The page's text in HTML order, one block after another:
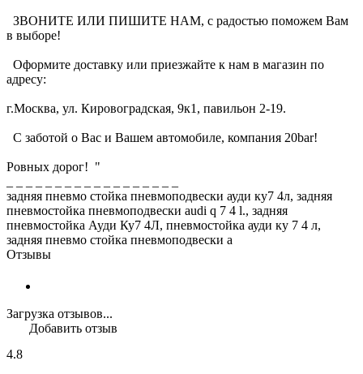
ЗВОНИТЕ ИЛИ ПИШИТЕ НАМ, с радостью поможем Вам
в выборе!
Оформите доставку или приезжайте к нам в магазин по
адресу:
г.Москва, ул. Кировоградская, 9к1, павильон 2-19.
С заботой о Вас и Вашем автомобиле, компания 20bar!
Ровных дорог! "
задняя пневмо стойка пневмоподвески ауди ку7 4л, задняя
пневмостойка пневмоподвески audi q 7 4 l., задняя
пневмостойка Ауди Ку7 4Л, пневмостойка ауди ку 7 4 л,
задняя пневмо стойка пневмоподвески a
Отзывы
Загрузка отзывов...
4.8
Добавить отзыв